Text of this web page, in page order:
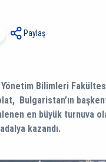
Paylaş
Bilimleri
Bulgaristan’ın
en büyük turnuva
kazandı.